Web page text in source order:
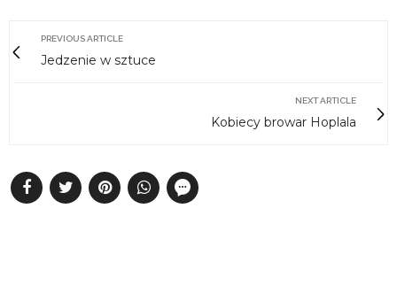
PREVIOUS ARTICLE
Jedzenie w sztuce
NEXT ARTICLE
Kobiecy browar Hoplala